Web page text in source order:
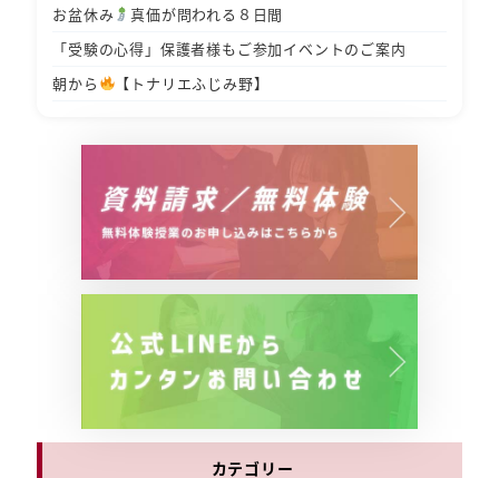
お盆休み
真価が問われる８日間
「受験の心得」保護者様もご参加イベントのご案内
朝から
【トナリエふじみ野】
カテゴリー